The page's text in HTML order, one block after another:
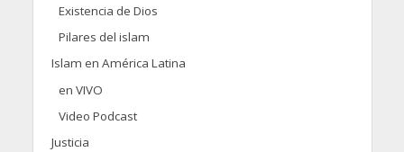
Existencia de Dios
Pilares del islam
Islam en América Latina
en VIVO
Video Podcast
Justicia